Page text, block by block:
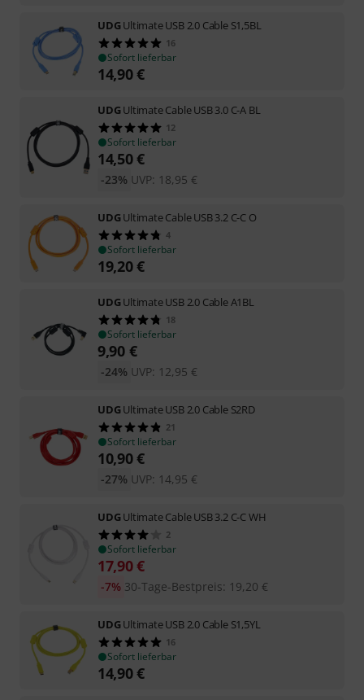
UDGUltimate USB 2.0 Cable S1,5BL
16
Sofort lieferbar
14,90€
UDGUltimate Cable USB 3.0 C-A BL
12
Sofort lieferbar
14,50€
UVP: 18,95 €
-23%
UDGUltimate Cable USB 3.2 C-C O
4
Sofort lieferbar
19,20€
UDGUltimate USB 2.0 Cable A1BL
18
Sofort lieferbar
9,90 €
UVP: 12,95 €
-24%
UDGUltimate USB 2.0 Cable S2RD
21
Sofort lieferbar
10,90€
UVP: 14,95 €
-27%
UDGUltimate Cable USB 3.2 C-C WH
2
Sofort lieferbar
17,90€
30-Tage-Bestpreis: 19,20 €
-7%
UDGUltimate USB 2.0 Cable S1,5YL
16
Sofort lieferbar
14,90€